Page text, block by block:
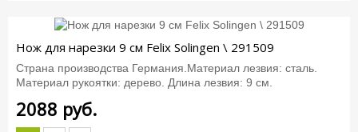
Нож для нарезки 9 см Felix Solingen \ 291509
Страна производства Германия.Материал лезвия: сталь.
Материал рукоятки: дерево. Длина лезвия: 9 см.
2088 руб.